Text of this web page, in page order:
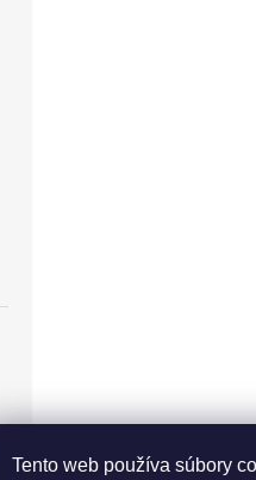
Tento web používa súbory